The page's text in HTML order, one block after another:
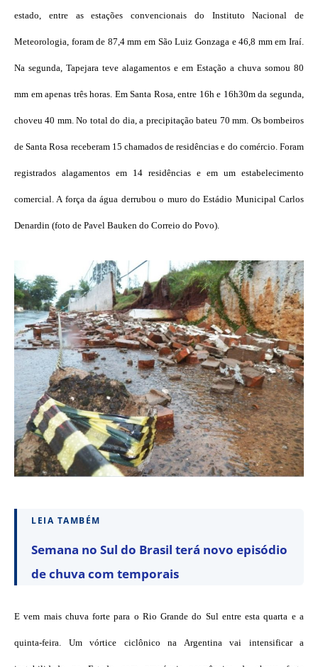
estado, entre as estações convencionais do Instituto Nacional de
Meteorologia, foram de 87,4 mm em São Luiz Gonzaga e 46,8 mm em Iraí.
Na segunda, Tapejara teve alagamentos e em Estação a chuva somou 80
mm em apenas três horas. Em Santa Rosa, entre 16h e 16h30m da segunda,
choveu 40 mm. No total do dia, a precipitação bateu 70 mm. Os bombeiros
de Santa Rosa receberam 15 chamados de residências e do comércio. Foram
registrados alagamentos em 14 residências e em um estabelecimento
comercial. A força da água derrubou o muro do Estádio Municipal Carlos
Denardin (foto de Pavel Bauken do Correio do Povo).
LEIA TAMBÉM
Semana no Sul do Brasil terá novo episódio
de chuva com temporais
E vem mais chuva forte para o Rio Grande do Sul entre esta quarta e a
quinta-feira. Um vórtice ciclônico na Argentina vai intensificar a